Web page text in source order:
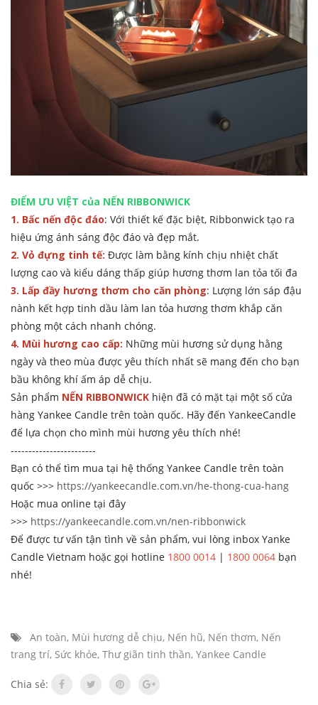
ĐIỂM ƯU VIỆT của NẾN RIBBONWICK
1. Bấc nến độc đáo: Với thiết kế đặc biệt, Ribbonwick tạo ra
hiệu ứng ánh sáng độc đáo và đẹp mắt.
2. Vỏ đựng tinh tế: Được làm bằng kính chịu nhiệt chất
lượng cao và kiểu dáng thấp giúp hương thơm lan tỏa tối đa
3. Lấp đầy hương thơm cho căn phòng: Lượng lớn sáp đậu
nành kết hợp tinh dầu làm lan tỏa hương thơm khắp căn
phòng một cách nhanh chóng.
4. Mùi hương cao cấp: Những mùi hương sử dụng hằng
ngày và theo mùa được yêu thích nhất sẽ mang đến cho bạn
bầu không khí ấm áp dễ chịu.
Sản phẩm NẾN RIBBONWICK hiện đã có mặt tại một số cửa
hàng Yankee Candle trên toàn quốc. Hãy đến YankeeCandle
để lựa chọn cho mình mùi hương yêu thích nhé!
------------------------
Bạn có thể tìm mua tại hệ thống Yankee Candle trên toàn
quốc >>> https://yankeecandle.com.vn/he-thong-cua-hang
Hoặc mua online tại đây
>>> https://yankeecandle.com.vn/nen-ribbonwick
Để được tư vấn tận tình về sản phẩm, vui lòng inbox Yanke
Candle Vietnam hoặc gọi hotline 1800 0014 | 1800 0064 bạn
nhé!
An toàn, Mùi hương dễ chịu, Nến hũ, Nến thơm, Nến
trang trí, Sức khỏe, Thư giãn tinh thần, Yankee Candle
Chia sẻ: